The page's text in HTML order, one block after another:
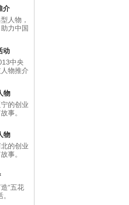
介
人物，
力中国
动
中央
物推介
物
的创业
事。
物
的创业
事。
“五花